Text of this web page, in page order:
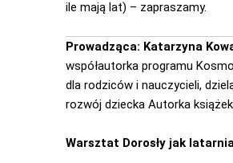
ile mają lat) – zapraszamy.
Prowadząca: Katarzyna
współautorka programu
dla rodziców i nauczycieli,
rozwój dziecka Autorka
Warsztat Dorosły jak